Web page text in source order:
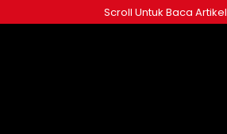
ke
Scroll Untuk Baca Artikel